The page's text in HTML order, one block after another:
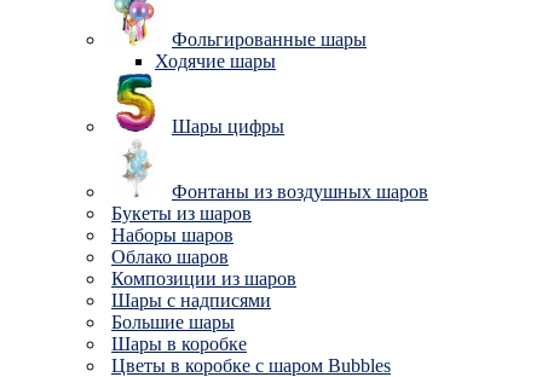
Фольгированные шары
Ходячие шары
Шары цифры
Фонтаны из воздушных шаров
Букеты из шаров
Наборы шаров
Облако шаров
Композиции из шаров
Шары с надписями
Большие шары
Шары в коробке
Цветы в коробке с шаром Bubbles